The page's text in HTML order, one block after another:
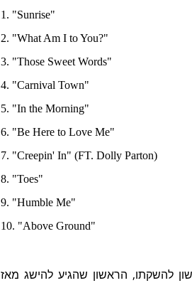
1. "Sunrise"
2. "What Am I to You?"
3. "Those Sweet Words"
4. "Carnival Town"
5. "In the Morning"
6. "Be Here to Love Me"
7. "Creepin' In" (FT. Dolly Parton)
8. "Toes"
9. "Humble Me"
10. "Above Ground"
להשקתו, הראשון שהגיע להישג מאז